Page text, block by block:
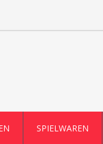
SPIELWAREN